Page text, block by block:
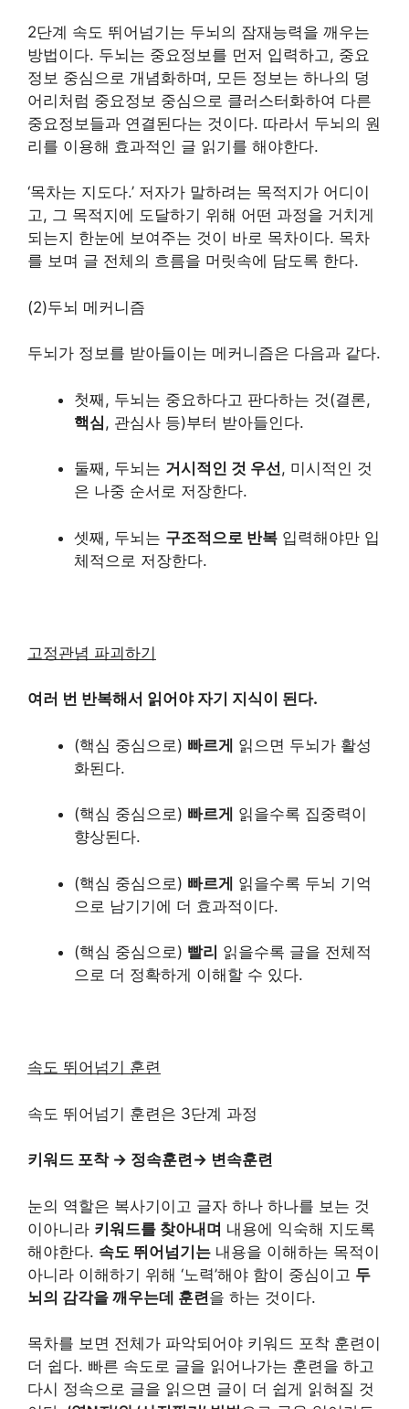
2단계 속도 뛰어넘기는 두뇌의 잠재능력을 깨우는
방법이다. 두뇌는 중요정보를 먼저 입력하고, 중요
정보 중심으로 개념화하며, 모든 정보는 하나의 덩
어리처럼 중요정보 중심으로 클러스터화하여 다른
중요정보들과 연결된다는 것이다. 따라서 두뇌의 원
리를 이용해 효과적인 글 읽기를 해야한다.
‘목차는 지도다.’ 저자가 말하려는 목적지가 어디이
고, 그 목적지에 도달하기 위해 어떤 과정을 거치게
되는지 한눈에 보여주는 것이 바로 목차이다. 목차
를 보며 글 전체의 흐름을 머릿속에 담도록 한다.
(2)두뇌 메커니즘
두뇌가 정보를 받아들이는 메커니즘은 다음과 같다.
첫째, 두뇌는 중요하다고 판다하는 것(결론,
핵심, 관심사 등)부터 받아들인다.
둘째, 두뇌는 거시적인 것 우선, 미시적인 것
은 나중 순서로 저장한다.
셋째, 두뇌는 구조적으로 반복 입력해야만 입
체적으로 저장한다.
고정관념 파괴하기
여러 번 반복해서 읽어야 자기 지식이 된다.
(핵심 중심으로) 빠르게 읽으면 두뇌가 활성
화된다.
(핵심 중심으로) 빠르게 읽을수록 집중력이
향상된다.
(핵심 중심으로) 빠르게 읽을수록 두뇌 기억
으로 남기기에 더 효과적이다.
(핵심 중심으로) 빨리 읽을수록 글을 전체적
으로 더 정확하게 이해할 수 있다.
속도 뛰어넘기 훈련
속도 뛰어넘기 훈련은 3단계 과정
키워드 포착 → 정속훈련→ 변속훈련
눈의 역할은 복사기이고 글자 하나 하나를 보는 것
이아니라 키워드를 찾아내며 내용에 익숙해 지도록
해야한다. 속도 뛰어넘기는 내용을 이해하는 목적이
아니라 이해하기 위해 ‘노력’해야 함이 중심이고 두
뇌의 감각을 깨우는데 훈련을 하는 것이다.
목차를 보면 전체가 파악되어야 키워드 포착 훈련이
더 쉽다. 빠른 속도로 글을 읽어나가는 훈련을 하고
다시 정속으로 글을 읽으면 글이 더 쉽게 읽혀질 것